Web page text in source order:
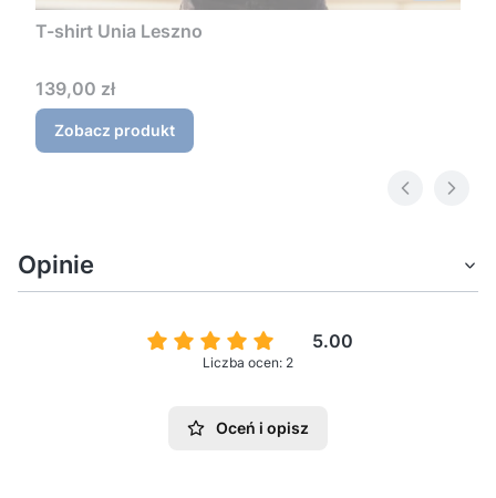
T-shirt Unia Leszno
Cena
139,00 zł
Zobacz produkt
Opinie
5.00
Liczba ocen: 2
Oceń i opisz